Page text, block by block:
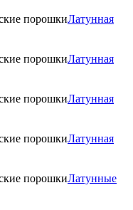
Латунная
Латунная
Латунная
Латунная
Латунные